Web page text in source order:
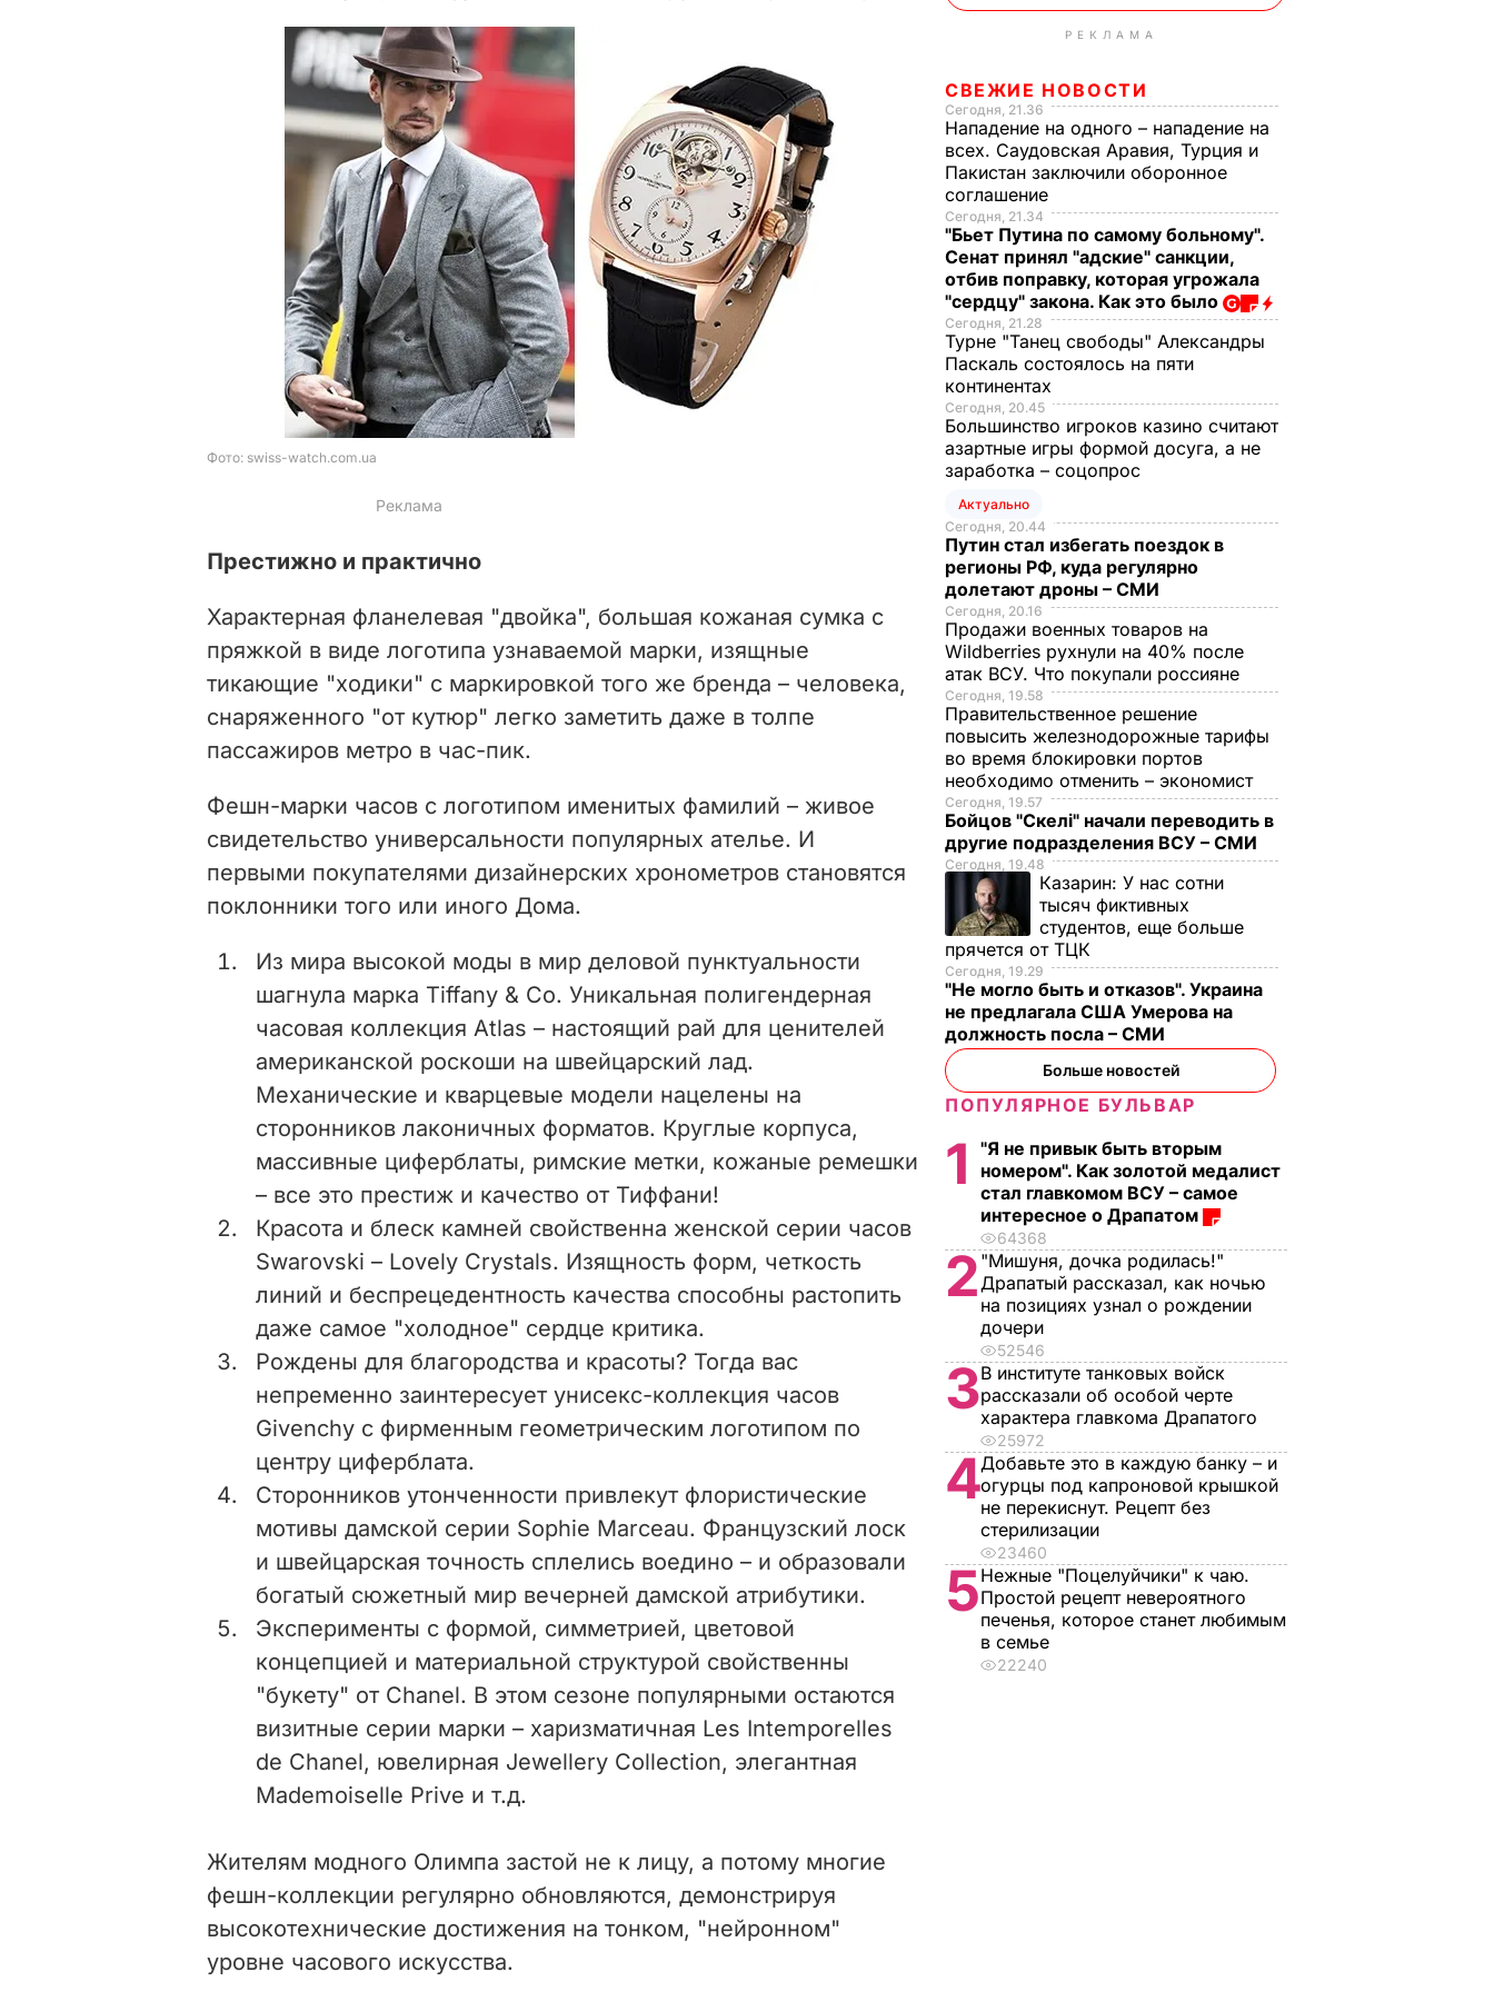
Престижно и практично
Характерная фланелевая "двойка", большая кожаная сумка с
пряжкой в виде логотипа узнаваемой марки, изящные
тикающие "ходики" с маркировкой того же бренда – человека,
снаряженного "от кутюр" легко заметить даже в толпе
пассажиров метро в час-пик.
Фешн-марки часов с логотипом именитых фамилий – живое
свидетельство универсальности популярных ателье. И
первыми покупателями дизайнерских хронометров становятся
поклонники того или иного Дома.
Из мира высокой моды в мир деловой пунктуальности
шагнула марка Tiffany & Co. Уникальная полигендерная
часовая коллекция Atlas – настоящий рай для ценителей
американской роскоши на швейцарский лад.
Механические и кварцевые модели нацелены на
сторонников лаконичных форматов. Круглые корпуса,
массивные циферблаты, римские метки, кожаные ремешки
– все это престиж и качество от Тиффани!
Красота и блеск камней свойственна женской серии часов
Swarovski – Lovely Crystals. Изящность форм, четкость
линий и беспрецедентность качества способны растопить
даже самое "холодное" сердце критика.
Рождены для благородства и красоты? Тогда вас
непременно заинтересует унисекс-коллекция часов
Givenchy с фирменным геометрическим логотипом по
центру циферблата.
Сторонников утонченности привлекут флористические
мотивы дамской серии Sophie Marceau. Французский лоск
и швейцарская точность сплелись воедино – и образовали
богатый сюжетный мир вечерней дамской атрибутики.
Эксперименты с формой, симметрией, цветовой
концепцией и материальной структурой свойственны
"букету" от Chanel. В этом сезоне популярными остаются
визитные серии марки – харизматичная Les Intemporelles
de Chanel, ювелирная Jewellery Collection, элегантная
Mademoiselle Prive и т.д.
Жителям модного Олимпа застой не к лицу, а потому многие
фешн-коллекции регулярно обновляются, демонстрируя
высокотехнические достижения на тонком, "нейронном"
уровне часового искусства.
РЕКЛАМА
СВЕЖИЕ НОВОСТИ
Сегодня, 21.36
Нападение на одного – нападение на
всех. Саудовская Аравия, Турция и
Пакистан заключили оборонное
соглашение
Сегодня, 21.34
"Бьет Путина по самому больному".
Сенат принял "адские" санкции,
отбив поправку, которая угрожала
"сердцу" закона. Как это было
Сегодня, 21.28
Турне "Танец свободы" Александры
Паскаль состоялось на пяти
континентах
Сегодня, 20.45
Большинство игроков казино считают
азартные игры формой досуга, а не
заработка – соцопрос
Актуально
Сегодня, 20.44
Путин стал избегать поездок в
регионы РФ, куда регулярно
долетают дроны – СМИ
Сегодня, 20.16
Продажи военных товаров на
Wildberries рухнули на 40% после
атак ВСУ. Что покупали россияне
Сегодня, 19.58
Правительственное решение
повысить железнодорожные тарифы
во время блокировки портов
необходимо отменить – экономист
Сегодня, 19.57
Бойцов "Скелі" начали переводить в
другие подразделения ВСУ – СМИ
Сегодня, 19.48
Казарин: У нас сотни
тысяч фиктивных
студентов, еще больше
прячется от ТЦК
Сегодня, 19.29
"Не могло быть и отказов". Украина
не предлагала США Умерова на
должность посла – СМИ
Больше новостей
ПОПУЛЯРНОЕ БУЛЬВАР
1
"Я не привык быть вторым
номером". Как золотой медалист
стал главкомом ВСУ – самое
интересное о Драпатом
64368
2 "Мишуня, дочка родилась!"
Драпатый рассказал, как ночью
на позициях узнал о рождении
дочери
52546
3В институте танковых войск
рассказали об особой черте
характера главкома Драпатого
25972
4Добавьте это в каждую банку – и
огурцы под капроновой крышкой
не перекиснут. Рецепт без
стерилизации
23460
5Нежные "Поцелуйчики" к чаю.
Простой рецепт невероятного
печенья, которое станет любимым
в семье
22240